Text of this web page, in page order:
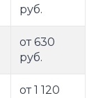
руб.
от 630
руб.
от 1 120